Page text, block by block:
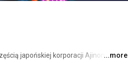
japońskiej korporacji Ajinomoto
...more